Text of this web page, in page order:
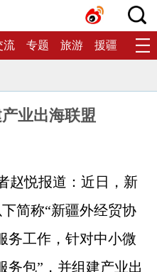
流 专题 旅游 援疆 生态
业出海联盟
赵悦报道：近日，新
简称“新疆外经贸协
务工作，针对中小微
务包”，并组建产业出